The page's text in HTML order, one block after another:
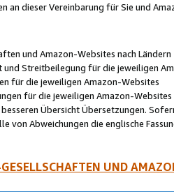
an dieser Vereinbarung für Sie und
und Amazon-Websites nach Ländern
und Streitbeilegung für die jeweiligen
für die jeweiligen Amazon-Websites
für die jeweiligen Amazon-Websites
Übersicht Übersetzungen.
von Abweichungen die englische
UND